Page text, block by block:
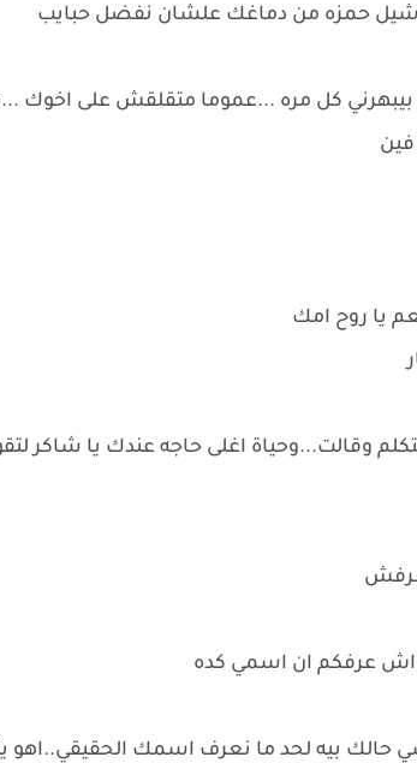
حمزه من دماغك علشان نفضل حبايب
كل مره ...عموما متقلقش على اخوك
يا روح امك
وقالت...وحياة اغلى حاجه عندك يا شاكر
اش عرفكم ان اسمي كده
بيه لحد ما نعرف اسمك الحقيقي..اهو